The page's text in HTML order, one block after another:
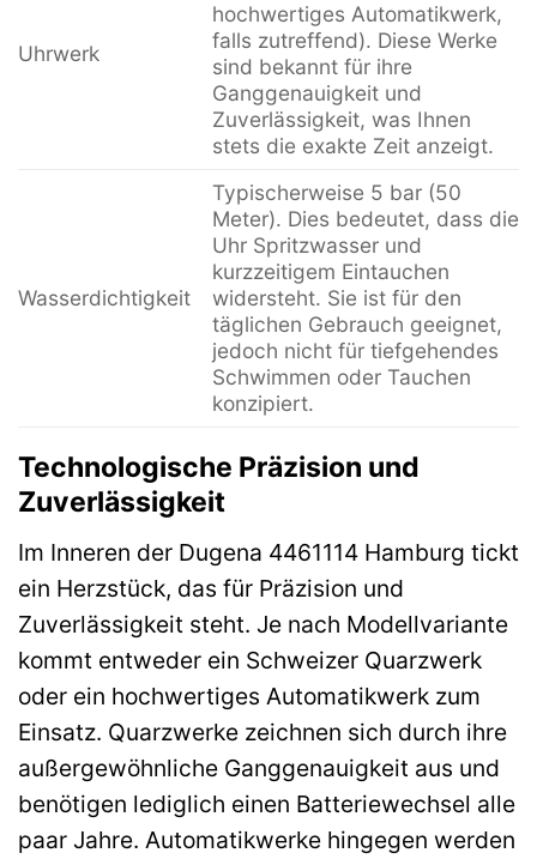
Uhrwerk
hochwertiges Automatikwerk,
falls zutreffend). Diese Werke
sind bekannt für ihre
Ganggenauigkeit und
Zuverlässigkeit, was Ihnen
stets die exakte Zeit anzeigt.
Wasserdichtigkeit
Typischerweise 5 bar (50
Meter). Dies bedeutet, dass die
Uhr Spritzwasser und
kurzzeitigem Eintauchen
widersteht. Sie ist für den
täglichen Gebrauch geeignet,
jedoch nicht für tiefgehendes
Schwimmen oder Tauchen
konzipiert.
Technologische Präzision und
Zuverlässigkeit
Im Inneren der Dugena 4461114 Hamburg tickt
ein Herzstück, das für Präzision und
Zuverlässigkeit steht. Je nach Modellvariante
kommt entweder ein Schweizer Quarzwerk
oder ein hochwertiges Automatikwerk zum
Einsatz. Quarzwerke zeichnen sich durch ihre
außergewöhnliche Ganggenauigkeit aus und
benötigen lediglich einen Batteriewechsel alle
paar Jahre. Automatikwerke hingegen werden